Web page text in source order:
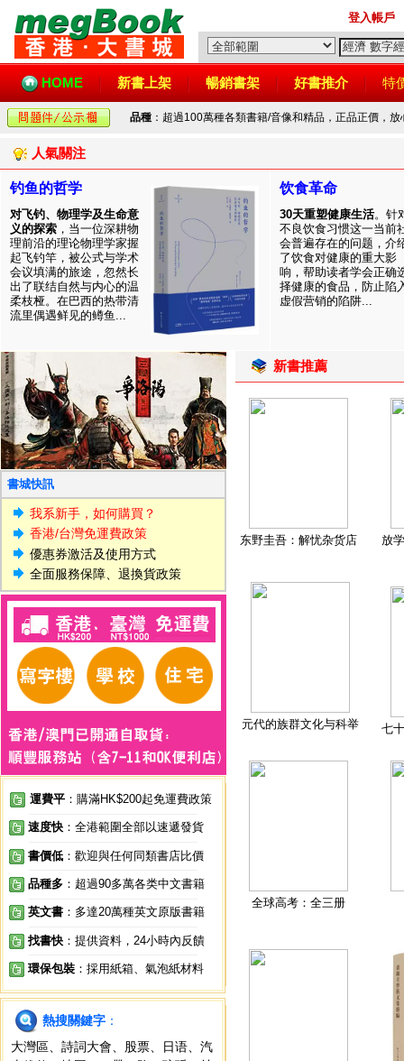
登入帳戶
HOME 新書上架 暢銷書架 好書推介 特
品種 ：超過100萬種各類書籍/音像和精品，正品正價，
人氣關注
钓鱼的哲学
对飞钓、物理学及生命意
义的探索 ，当一位深耕物
理前沿的理论物理学家握
起飞钓竿，被公式与学术
会议填满的旅途，忽然长
出了联结自然与内心的温
柔枝桠。在巴西的热带清
流里偶遇鲜见的鳟鱼...
饮食革命
30天重塑健康生活。针
不良饮食习惯这一当前
会普遍存在的问题，介
了饮食对健康的重大影
响，帮助读者学会正确
择健康的食品，防止陷
虚假营销的陷阱...
書城快訊
我系新手，如何購買？
香港/台灣免運費政策
優惠券激活及使用方式
全面服務保障、退換貨政策
運費平 ：購滿HK$200起免運費政策
速度快 ：全港範圍全部以速遞發貨
書價低 ：歡迎與任何同類書店比價
品種多 ：超過90多萬各类中文書籍
英文書 ：多達20萬種英文原版書籍
找書快 ：提供資料，24小時內反饋
環保包裝 ：採用紙箱、氣泡紙材料
熱搜關鍵字 ：
大灣區
詩詞大會 股票 日语
汽
新書推薦
东野圭吾：解忧杂货店 放
元代的族群文化与科举 七
全球高考：全三册